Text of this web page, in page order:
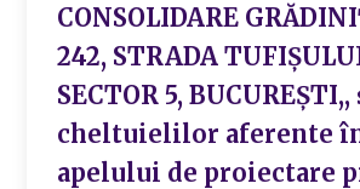
CONSOLIDARE
242, STRADA
SECTOR 5, BUCUREȘTI,,
cheltuielilor aferente
apelului de proiectare